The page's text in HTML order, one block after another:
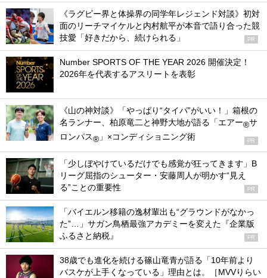
《ラグビー界と体操界の同学年レジェンド対談》初対
面のリーチマイケルと内村航平が本音で語り合った競
技愛「好きだから、続けられる」
PR
Number SPORTS OF THE YEAR 2026 開催決定！
2026年を代表するアスリートを表彰
《山の神対談》「やっぱり“タイパ”がいい！」箱根の
名ランナー、柏原竜二と神野大地が語る「エアー®サ
ロンパス® 」×コンディショニング術 PR
「少しぼやけているだけでも感覚が狂ってきます」B
リーグ屈指のシューター・安藤周人が明かす“見え
る”ことの重要性
PR
「バイエルン移籍の逸材輩出も“グラウンドがなかっ
た”…」サガン鳥栖最強アカデミーを変えた『企業版
ふるさと納税』
PR
38歳でも進化を続ける篠山竜青が語る「10年前より
バスケが上手くなっている」理由とは。［MVVりらい